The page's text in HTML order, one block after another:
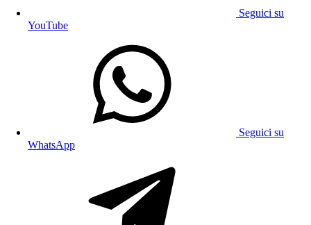
Seguici su
YouTube
Seguici su
WhatsApp